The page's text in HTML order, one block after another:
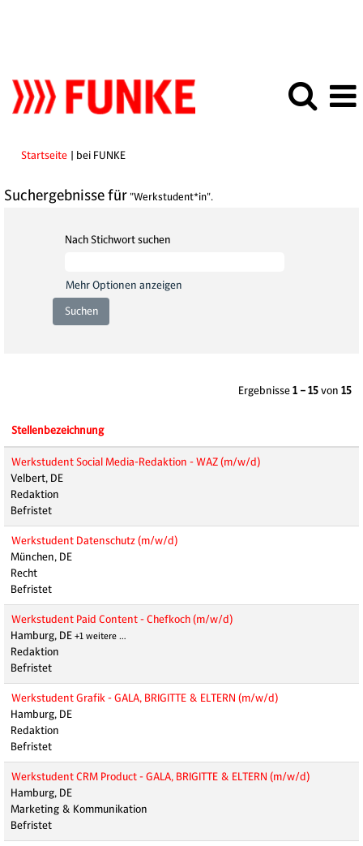
Startseite | bei FUNKE(aktuelle
Suchergebnisse für "Werkstudent*in".
Nach Stichwort suchen
Mehr Optionen anzeigen
Ergebnisse1 – 15von 15
Stellenbezeichnung
Werkstudent Social Media-Redaktion - WAZ (m/w/d)
Velbert, DE
Redaktion
Befristet
Werkstudent Datenschutz (m/w/d)
München, DE
Recht
Befristet
Werkstudent Paid Content - Chefkoch (m/w/d)
Hamburg, DE +1 weitere …
Redaktion
Befristet
Werkstudent Grafik - GALA, BRIGITTE & ELTERN (m/w/d)
Hamburg, DE
Redaktion
Befristet
Werkstudent CRM Product - GALA, BRIGITTE & ELTERN (m/w/d)
Hamburg, DE
Marketing & Kommunikation
Befristet